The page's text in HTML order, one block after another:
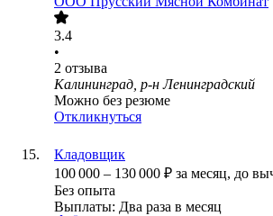
3.4
•
2 отзыва
Калининград, р-н Ленинградский
Можно без резюме
Откликнуться
Кладовщик
100 000 – 130 000 ₽ за месяц, до
Без опыта
Выплаты: Два раза в месяц